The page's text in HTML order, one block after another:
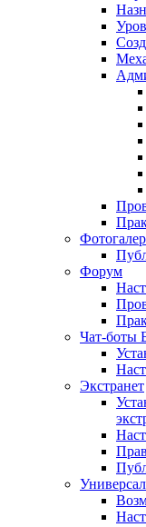
Форум
Чат-боты
Экстранет